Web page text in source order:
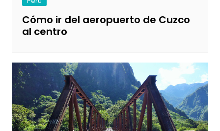
Cómo ir del aeropuerto de Cuzco
al centro